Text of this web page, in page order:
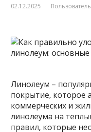
02.12.2025
Линолеум –
покрытие, которое
коммерческих и
линолеума на
правил, которые